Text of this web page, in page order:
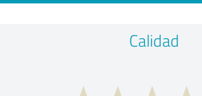
Calidad